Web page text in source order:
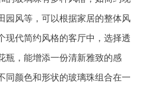
园风等，可以根据家居的整体风
现代简约风格的客厅中，选择透
瓶，能增添一份清新雅致的感
同颜色和形状的玻璃珠组合在一